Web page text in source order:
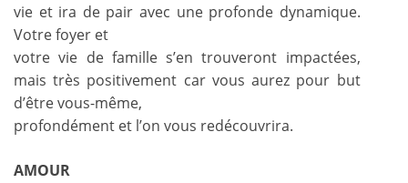
vie et ira de pair avec une profonde dynamique.
Votre foyer et
votre vie de famille s’en trouveront impactées,
mais très positivement car vous aurez pour but
d’être vous-même,
profondément et l’on vous redécouvrira.
AMOUR